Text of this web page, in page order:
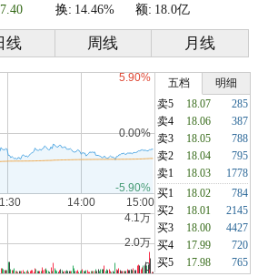
换: 14.46% 额: 18.0亿
线 周线 月线
五档
明细
卖5
18.07
285
卖4
18.06
387
卖3
18.05
788
卖2
18.04
795
卖1
18.03
1778
买1
18.02
784
买2
18.01
2145
买3
18.00
4427
买4
17.99
720
买5
17.98 765